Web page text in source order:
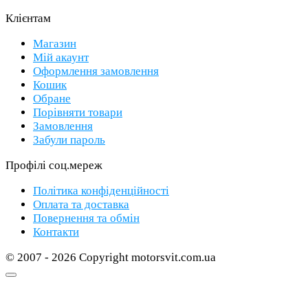
Клієнтам
Магазин
Мій акаунт
Оформлення замовлення
Кошик
Обране
Порівняти товари
Замовлення
Забули пароль
Профілі соц.мереж
Політика конфіденційності
Оплата та доставка
Повернення та обмін
Контакти
© 2007 - 2026 Copyright motorsvit.com.ua